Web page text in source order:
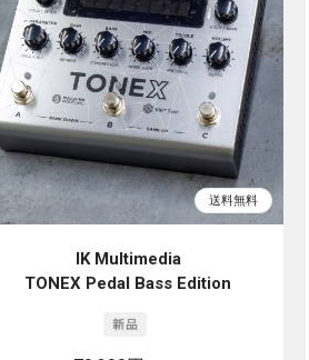
IK Multimedia
TONEX Pedal Bass Edition